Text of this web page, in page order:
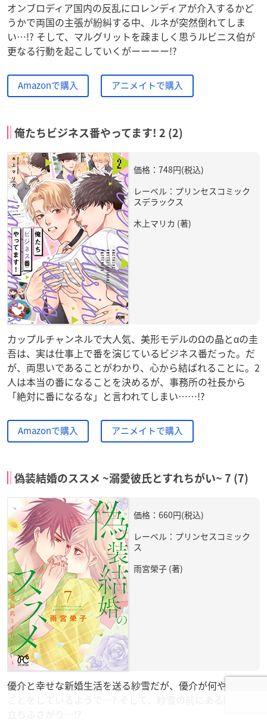
オンブロディア国内の反乱にロレンディアが介入するかど
うかで両国の主張が紛糾する中、ルネが突然倒れてしま
い…!? そして、マルグリットを疎ましく思うルビニス伯が
更なる行動を起こしていくがーーーー!?
Amazonで購入 アニメイトで購入
俺たちビジネス番やってます! 2 (2)
価格：748円(税込)
レーベル：プリンセスコミック
スデラックス
木上マリカ (著)
カップルチャンネルで大人気、美形モデルのΩの晶とαの圭
吾は、実は仕事上で番を演じているビジネス番だった。だ
が、両思いであることがわかり、心から結ばれることに。2
人は本当の番になることを決めるが、事務所の社長から
「絶対に番になるな」と言われてしまい……!?
Amazonで購入 アニメイトで購入
偽装結婚のススメ ~溺愛彼氏とすれちがい~ 7 (7)
価格：660円(税込)
レーベル：プリンセスコミック
ス
雨宮榮子 (著)
優介と幸せな新婚生活を送る紗雪だが、優介が何やら隠し